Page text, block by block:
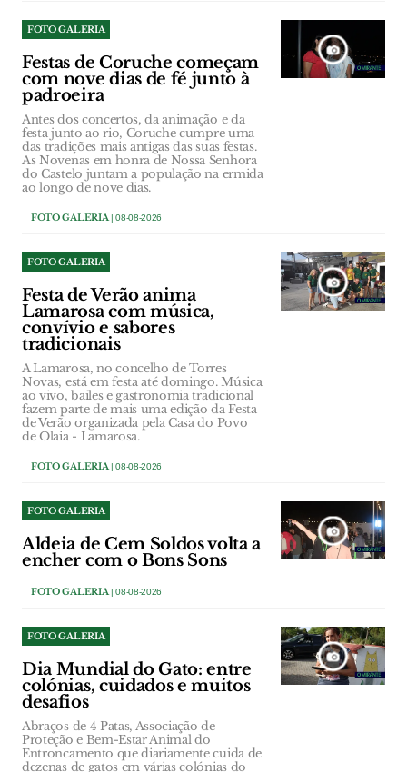
FOTO GALERIA
Festas de Coruche começam
com nove dias de fé junto à
padroeira
Antes dos concertos, da animação e da
festa junto ao rio, Coruche cumpre uma
das tradições mais antigas das suas festas.
As Novenas em honra de Nossa Senhora
do Castelo juntam a população na ermida
ao longo de nove dias.
FOTO GALERIA | 08-08-2026
FOTO GALERIA
Festa de Verão anima
Lamarosa com música,
convívio e sabores
tradicionais
A Lamarosa, no concelho de Torres
Novas, está em festa até domingo. Música
ao vivo, bailes e gastronomia tradicional
fazem parte de mais uma edição da Festa
de Verão organizada pela Casa do Povo
de Olaia - Lamarosa.
FOTO GALERIA | 08-08-2026
FOTO GALERIA
Aldeia de Cem Soldos volta a
encher com o Bons Sons
FOTO GALERIA | 08-08-2026
FOTO GALERIA
Dia Mundial do Gato: entre
colónias, cuidados e muitos
desafios
Abraços de 4 Patas, Associação de
Proteção e Bem-Estar Animal do
Entroncamento que diariamente cuida de
dezenas de gatos em várias colónias do